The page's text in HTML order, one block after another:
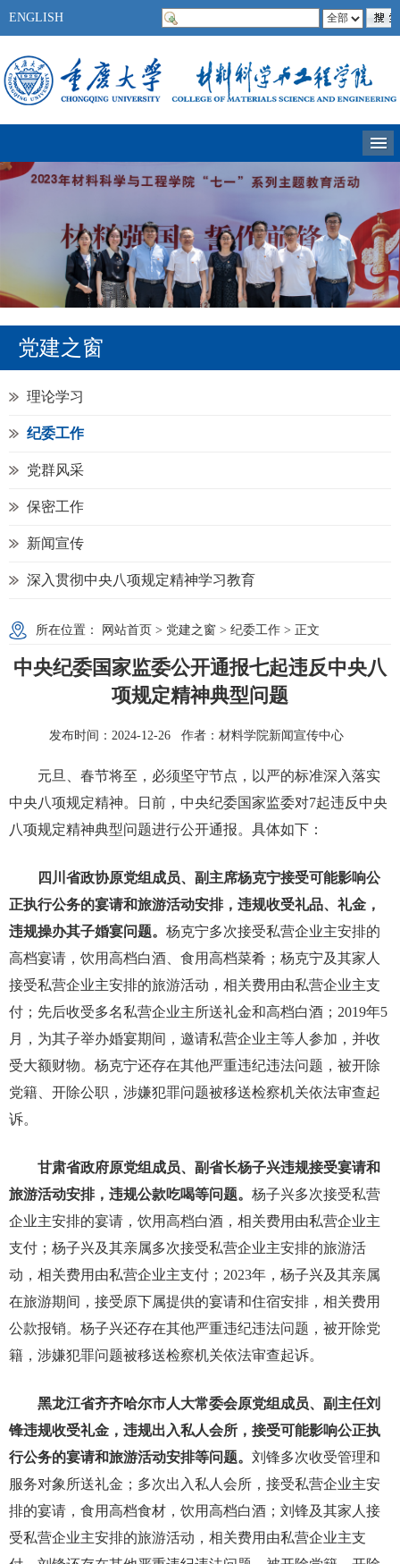
ENGLISH
党建之窗
理论学习
纪委工作
党群风采
保密工作
新闻宣传
深入贯彻中央八项规定精神学习教育
所在位置： 网站首页 > 党建之窗 > 纪委工作 > 正文
中央纪委国家监委公开通报七起违反中央八
项规定精神典型问题
发布时间：2024-12-26 作者：材料学院新闻宣传中心
元旦、春节将至，必须坚守节点，以严的标准深入落实
中央八项规定精神。日前，中央纪委国家监委对7起违反中央
八项规定精神典型问题进行公开通报。具体如下：
四川省政协原党组成员、副主席杨克宁接受可能影响公
正执行公务的宴请和旅游活动安排，违规收受礼品、礼金，
违规操办其子婚宴问题。 杨克宁多次接受私营企业主安排的
高档宴请，饮用高档白酒、食用高档菜肴；杨克宁及其家人
接受私营企业主安排的旅游活动，相关费用由私营企业主支
付；先后收受多名私营企业主所送礼金和高档白酒；2019年5
月，为其子举办婚宴期间，邀请私营企业主等人参加，并收
受大额财物。杨克宁还存在其他严重违纪违法问题，被开除
党籍、开除公职，涉嫌犯罪问题被移送检察机关依法审查起
诉。
甘肃省政府原党组成员、副省长杨子兴违规接受宴请和
旅游活动安排，违规公款吃喝等问题。 杨子兴多次接受私营
企业主安排的宴请，饮用高档白酒，相关费用由私营企业主
支付；杨子兴及其亲属多次接受私营企业主安排的旅游活
动，相关费用由私营企业主支付；2023年，杨子兴及其亲属
在旅游期间，接受原下属提供的宴请和住宿安排，相关费用
公款报销。杨子兴还存在其他严重违纪违法问题，被开除党
籍，涉嫌犯罪问题被移送检察机关依法审查起诉。
黑龙江省齐齐哈尔市人大常委会原党组成员、副主任刘
锋违规收受礼金，违规出入私人会所，接受可能影响公正执
行公务的宴请和旅游活动安排等问题。 刘锋多次收受管理和
服务对象所送礼金；多次出入私人会所，接受私营企业主安
排的宴请，食用高档食材，饮用高档白酒；刘锋及其家人接
受私营企业主安排的旅游活动，相关费用由私营企业主支